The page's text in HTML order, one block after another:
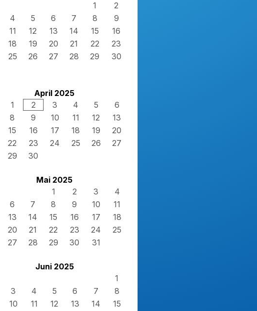
1
2
4 5 6 7 8
9
11 12 13 14 15
16
18 19 20 21 22
23
25 26 27 28 29
30
April 2025
1
2 3 4 5
6
8 9 10 11 12
13
15 16 17 18 19
20
22 23 24 25 26
27
29 30
Mai 2025
1
2 3
4
6 7 8 9 10
11
13 14 15 16 17
18
20 21 22 23 24
25
27 28 29 30 31
Juni 2025
1
3 4 5 6 7
8
10 11 12 13 14
15